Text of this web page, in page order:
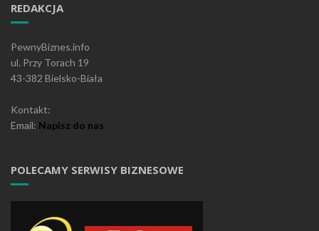
REDAKCJA
PewnyBiznes.info
ul. Przy Torach 19
43-382 Bielsko-Biała
Kontakt:
Email: Napisz do nas
POLECAMY SERWISY BIZNESOWE